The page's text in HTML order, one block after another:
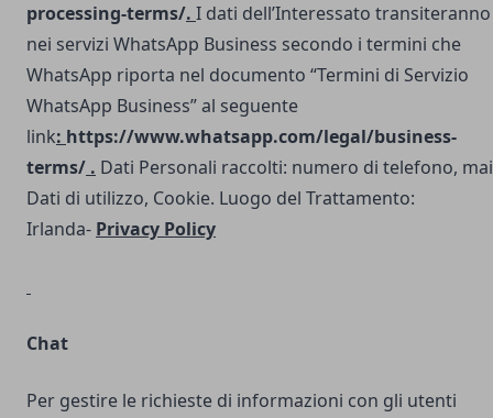
processing-terms/. I dati dell’Interessato transiteranno
nei servizi WhatsApp Business secondo i termini che
WhatsApp riporta nel documento “Termini di Servizio
WhatsApp Business” al seguente
link: https://www.whatsapp.com/legal/business-
terms/ . Dati Personali raccolti: numero di telefono,
Dati di utilizzo, Cookie. Luogo del Trattamento:
Irlanda- Privacy Policy
Chat
Per gestire le richieste di informazioni con gli utenti